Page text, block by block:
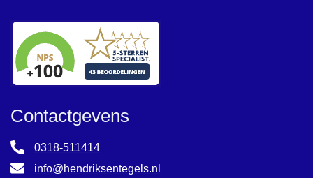
Contactgevens
0318-511414
info@hendriksentegels.nl